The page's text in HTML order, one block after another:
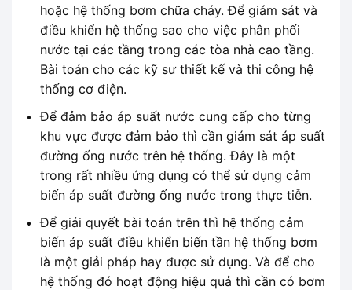
hoặc hệ thống bơm chữa cháy. Để giám sát và
điều khiển hệ thống sao cho việc phân phối
nước tại các tầng trong các tòa nhà cao tầng.
Bài toán cho các kỹ sư thiết kế và thi công hệ
thống cơ điện.
Để đảm bảo áp suất nước cung cấp cho từng
khu vực được đảm bảo thì cần giám sát áp suất
đường ống nước trên hệ thống. Đây là một
trong rất nhiều ứng dụng có thể sử dụng cảm
biến áp suất đường ống nước trong thực tiễn.
Để giải quyết bài toán trên thì hệ thống cảm
biến áp suất điều khiển biến tần hệ thống bơm
là một giải pháp hay được sử dụng. Và để cho
hệ thống đó hoạt động hiệu quả thì cần có bơm